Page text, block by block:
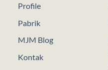
Profile
Pabrik
MJM Blog
Kontak